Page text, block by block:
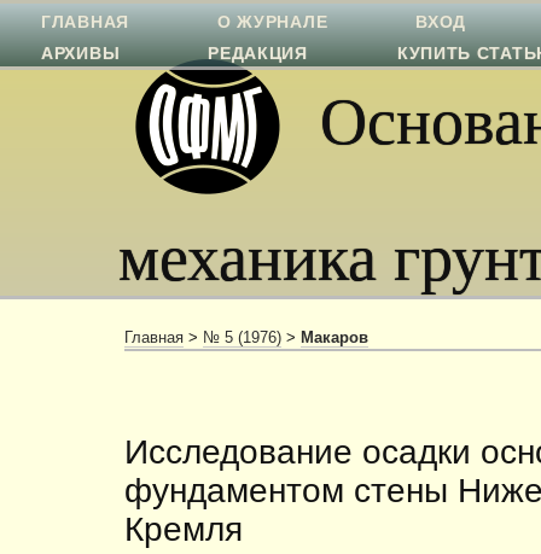
механика
ГЛАВНАЯ О ЖУРНАЛЕ
ВХОД
АРХИВЫ
РЕДАКЦИЯ КУПИТЬ
Главная > № 5 (1976) > Макаров
Исследование осадки
фундаментом стены
Кремля